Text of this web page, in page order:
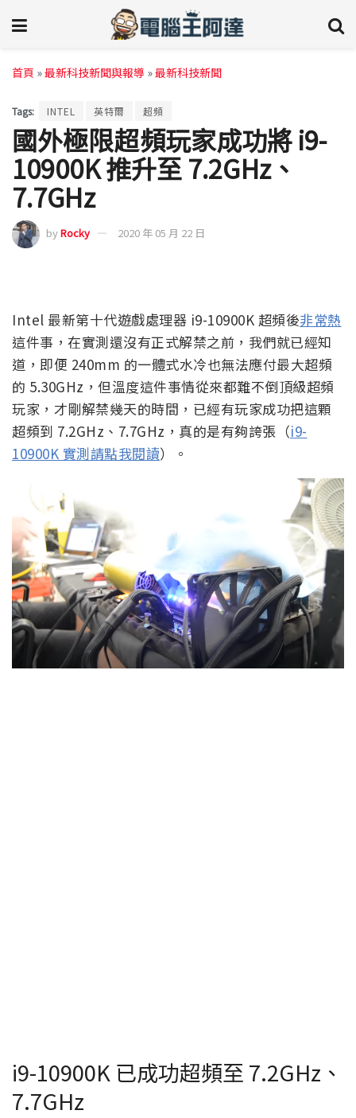
首頁 »最新科技新聞與報導 »最新科技新聞
Tags: INTEL 英特爾 超頻
國外極限超頻玩家成功將 i9-
10900K 推升至 7.2GHz、
7.7GHz
byRocky 2020 年 05 月 22 日
Intel 最新第十代遊戲處理器 i9-10900K 超頻後非常熱
這件事，在實測還沒有正式解禁之前，我們就已經知
道，即便 240mm 的一體式水冷也無法應付最大超頻
的 5.30GHz，但溫度這件事情從來都難不倒頂級超頻
玩家，才剛解禁幾天的時間，已經有玩家成功把這顆
超頻到 7.2GHz、7.7GHz，真的是有夠誇張（i9-
10900K 實測請點我閱讀）。
i9-10900K 已成功超頻至 7.2GHz、
7.7GHz